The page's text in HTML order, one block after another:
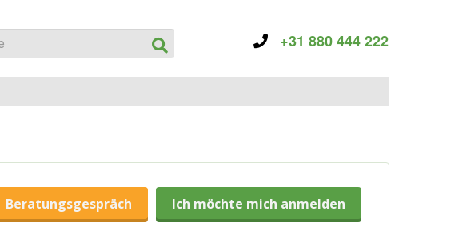
+31 880 444 222
Beratungsgespräch Ich möchte mich anmelden